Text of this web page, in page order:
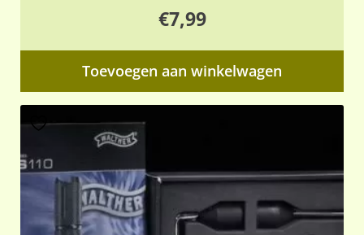
€7,99
Toevoegen aan winkelwagen